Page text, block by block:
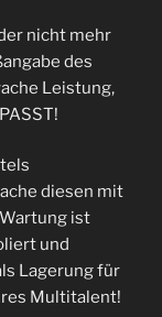
nicht mehr
des
Leistung,
diesen mit
ist
und
Lagerung für
Multitalent!